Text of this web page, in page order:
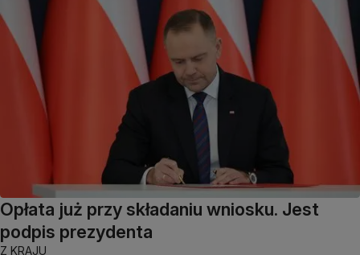
Opłata już przy składaniu wniosku. Jest
podpis prezydenta
Z KRAJU